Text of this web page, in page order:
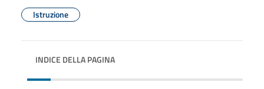
Istruzione
INDICE DELLA PAGINA